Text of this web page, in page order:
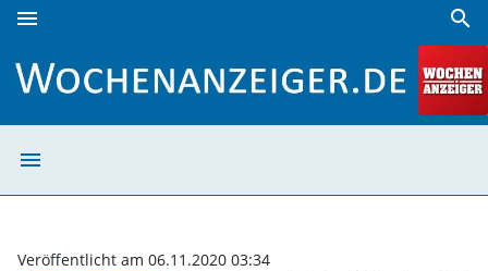
menu search
menu
Veröffentlicht am 06.11.2020 03:34